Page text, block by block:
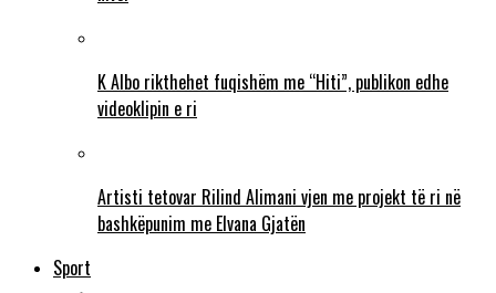
K Albo rikthehet fuqishëm me “Hiti”, publikon edhe
videoklipin e ri
Artisti tetovar Rilind Alimani vjen me projekt të ri në
bashkëpunim me Elvana Gjatën
Sport